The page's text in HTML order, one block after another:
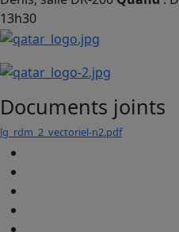
13h30
Documents joints
lg_rdm_2_vectoriel-n2.pdf